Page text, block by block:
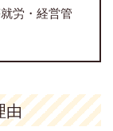
労・経営管
由